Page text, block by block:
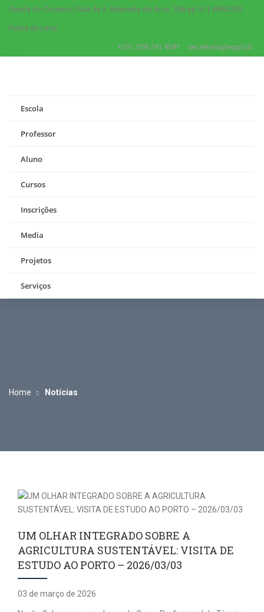
Quinta do Cruzeiro | Rua de S. Mamede de Arca, 768-ap 51 | 4990-202
Ponte de Lima
+351 258 741 404* secretaria@eppl.pt
Escola
Professor
Aluno
Cursos
Inscrições
Media
Projetos
Serviços
Home Notícias
UM OLHAR INTEGRADO SOBRE A
AGRICULTURA SUSTENTÁVEL: VISITA DE
ESTUDO AO PORTO – 2026/03/03
03 de março de 2026